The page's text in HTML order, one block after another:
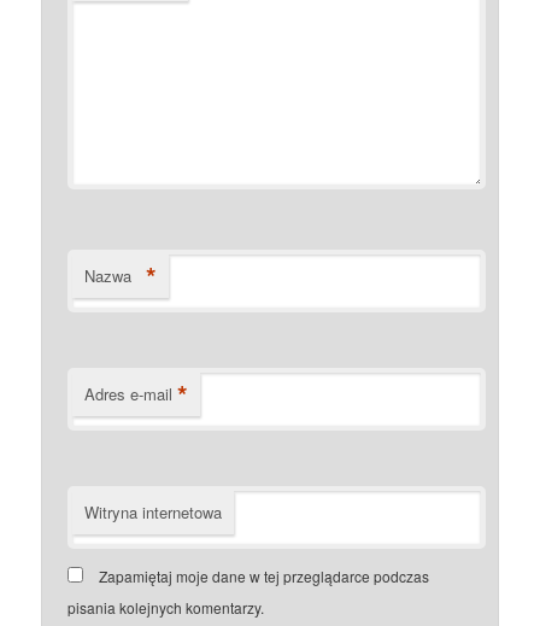
Nazwa *
Adres e-mail *
Witryna internetowa
Zapamiętaj moje dane w tej przeglądarce podczas
pisania kolejnych komentarzy.